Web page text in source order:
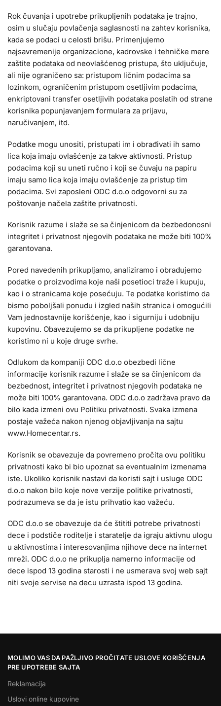
Rok čuvanja i upotrebe prikupljenih podataka je trajno,
osim u slučaju povlačenja saglasnosti na zahtev korisnika,
kada se podaci u celosti brišu. Primenjujemo
najsavremenije organizacione, kadrovske i tehničke mere
zaštite podataka od neovlašćenog pristupa, što uključuje,
ali nije ograničeno sa: pristupom ličnim podacima sa
lozinkom, ograničenim pristupom osetljivim podacima,
enkriptovani transfer osetljivih podataka poslatih od strane
korisnika popunjavanjem formulara za prijavu,
naručivanjem, itd.
Podatke mogu unositi, pristupati im i obrađivati ih samo
lica koja imaju ovlašćenje za takve aktivnosti. Pristup
podacima koji su uneti ručno i koji se čuvaju na papiru
imaju samo lica koja imaju ovlašćenje za pristup tim
podacima. Svi zaposleni ODC d.o.o odgovorni su za
poštovanje načela zaštite privatnosti.
Korisnik razume i slaže se sa činjenicom da bezbedonosni
integritet i privatnost njegovih podataka ne može biti 100%
garantovana.
Pored navedenih prikupljamo, analiziramo i obrađujemo
podatke o proizvodima koje naši posetioci traže i kupuju,
kao i o stranicama koje posećuju. Te podatke koristimo da
bismo poboljšali ponudu i izgled naših stranica i omogućili
Vam jednostavnije korišćenje, kao i sigurniju i udobniju
kupovinu. Obavezujemo se da prikupljene podatke ne
koristimo ni u koje druge svrhe.
Odlukom da kompaniji ODC d.o.o obezbedi lične
informacije korisnik razume i slaže se sa činjenicom da
bezbednost, integritet i privatnost njegovih podataka ne
može biti 100% garantovana. ODC d.o.o zadržava pravo da
bilo kada izmeni ovu Politiku privatnosti. Svaka izmena
postaje važeća nakon njenog objavljivanja na sajtu
www.Homecentar.rs.
Korisnik se obavezuje da povremeno pročita ovu politiku
privatnosti kako bi bio upoznat sa eventualnim izmenama
iste. Ukoliko korisnik nastavi da koristi sajt i usluge ODC
d.o.o nakon bilo koje nove verzije politike privatnosti,
podrazumeva se da je istu prihvatio kao važeću.
ODC d.o.o se obavezuje da će štititi potrebe privatnosti
dece i podstiče roditelje i staratelje da igraju aktivnu ulogu
u aktivnostima i interesovanjima njihove dece na internet
mreži. ODC d.o.o ne prikuplja namerno informacije od
dece ispod 13 godina starosti i ne usmerava svoj web sajt
niti svoje servise na decu uzrasta ispod 13 godina.
MOLIMO VAS DA PAŽLJIVO PROČITATE USLOVE KORIŠĆENJA
PRE UPOTREBE SAJTA
Reklamacija
Uslovi online kupovine